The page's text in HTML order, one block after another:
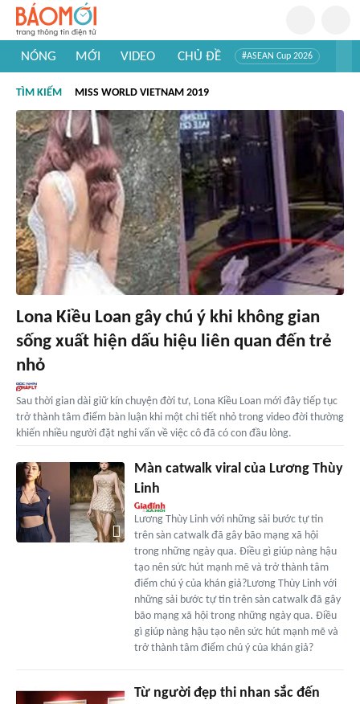
NÓNG MỚI VIDEO CHỦ ĐỀ #ASEAN Cup 2026
#Khám phá thế giới
TÌM KIẾM MISS WORLD VIETNAM 2019
Lona Kiều Loan gây chú ý khi không gian
sống xuất hiện dấu hiệu liên quan đến trẻ
nhỏ
Sau thời gian dài giữ kín chuyện đời tư, Lona Kiều Loan mới đây tiếp tục
trở thành tâm điểm bàn luận khi một chi tiết nhỏ trong video đời thường
khiến nhiều người đặt nghi vấn về việc cô đã có con đầu lòng.
Màn catwalk viral của Lương Thùy
Linh
Lương Thùy Linh với những sải bước tự tin
trên sàn catwalk đã gây bão mạng xã hội
trong những ngày qua. Điều gì giúp nàng hậu
tạo nên sức hút mạnh mẽ và trở thành tâm
điểm chú ý của khán giả?Lương Thùy Linh với
những sải bước tự tin trên sàn catwalk đã gây
bão mạng xã hội trong những ngày qua. Điều
gì giúp nàng hậu tạo nên sức hút mạnh mẽ và
trở thành tâm điểm chú ý của khán giả?
Từ người đẹp thi nhan sắc đến